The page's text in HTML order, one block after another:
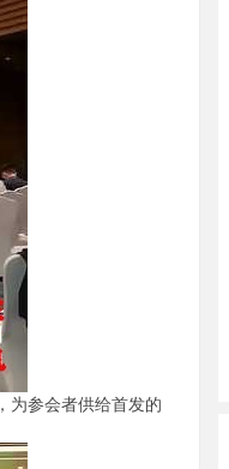
为参会者供给首发的